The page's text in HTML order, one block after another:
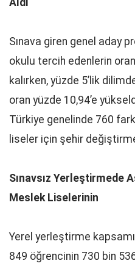
Sınava giren genel aday
okulu tercih edenlerin
kalırken, yüzde 5’lik
oran yüzde 10,94’e
Türkiye genelinde 760
liseler için şehir
Sınavsız Yerleştirmede
Meslek Liselerinin
Yerel yerleştirme
849 öğrencinin 730 bin